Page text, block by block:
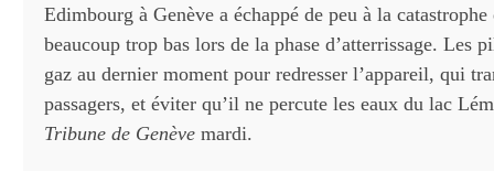
Edimbourg à Genève a échappé de peu à la
beaucoup trop bas lors de la phase d’atterrissage. Les
gaz au dernier moment pour redresser l’appareil, qui
passagers, et éviter qu’il ne percute les eaux du lac
Tribune de Genève mardi.